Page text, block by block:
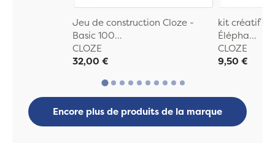
Jeu de construction Cloze -
Basic 100...
CLOZE
32,00 €
kit créatif
Élépha...
CLOZE
9,50 €
Encore plus de produits de la marque